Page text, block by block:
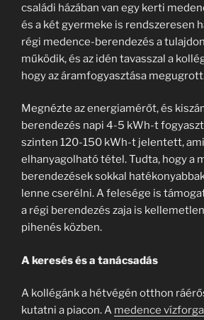
családi házában van egy kerti
és a két gyermeke is rendszeresen
régi medence-berendezés a
működik, és az idén tavasszal a
hogy az áramfogyasztása
Megnézte az energiamérőt, és
berendezés napi 4-5 kWh-t fogyaszt
szinten 120-150 kWh-t jelentett,
elhanyagolható tétel. Tudta, hogy a
berendezések sokkal
lenne cserélni. A felesége is
a régi berendezés zaja is
pihenés közben.
A keresés és a tanácsadás
A kollégánk a hétvégén otthon
kutatni a piacon. A medence